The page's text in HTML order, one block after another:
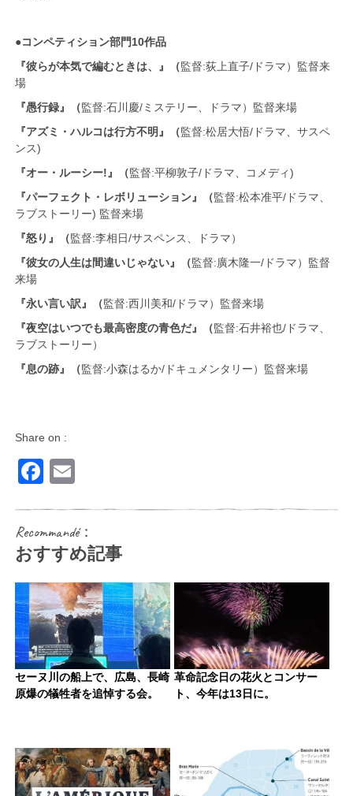
●コンペティション部門10作品
『彼らが本気で編むときは、』（監督:荻上直子/ドラマ）監督来
場
『愚行録』（監督:石川慶/ミステリー、ドラマ）監督来場
『アズミ・ハルコは行方不明』（監督:松居大悟/ドラマ、サスペ
ンス)
『オー・ルーシー!』（監督:平柳敦子/ドラマ、コメディ)
『パーフェクト・レボリューション』（監督:松本准平/ドラマ、
ラブストーリー) 監督来場
『怒り』（監督:李相日/サスペンス、ドラマ）
『彼女の人生は間違いじゃない』（監督:廣木隆一/ドラマ）監督
来場
『永い言い訳』（監督:西川美和/ドラマ）監督来場
『夜空はいつでも最高密度の青色だ』（監督:石井裕也/ドラマ、
ラブストーリー）
『息の跡』（監督:小森はるか/ドキュメンタリー）監督来場
Share on :
Facebook
Recommandé：
おすすめ記事
セーヌ川の船上で、広島、長崎
原爆の犠牲者を追悼する会。
革命記念日の花火とコンサー
ト、今年は13日に。